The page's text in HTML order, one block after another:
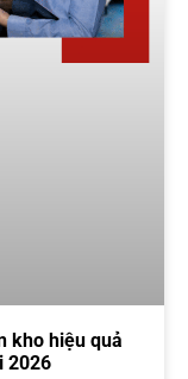
kho hiệu quả
2026